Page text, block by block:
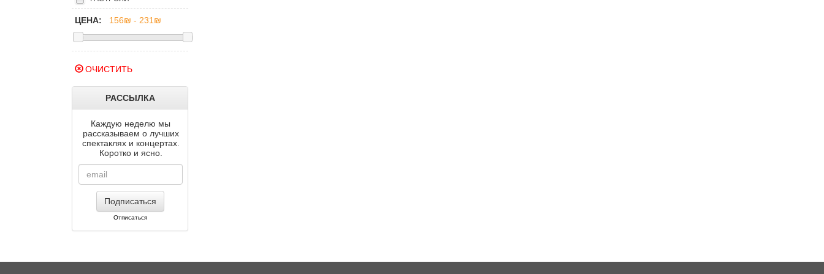
ЦЕНА:
ОЧИСТИТЬ
РАССЫЛКА
Каждую неделю мы
рассказываем о лучших
спектаклях и концертах.
Коротко и ясно.
Подписаться
Отписаться